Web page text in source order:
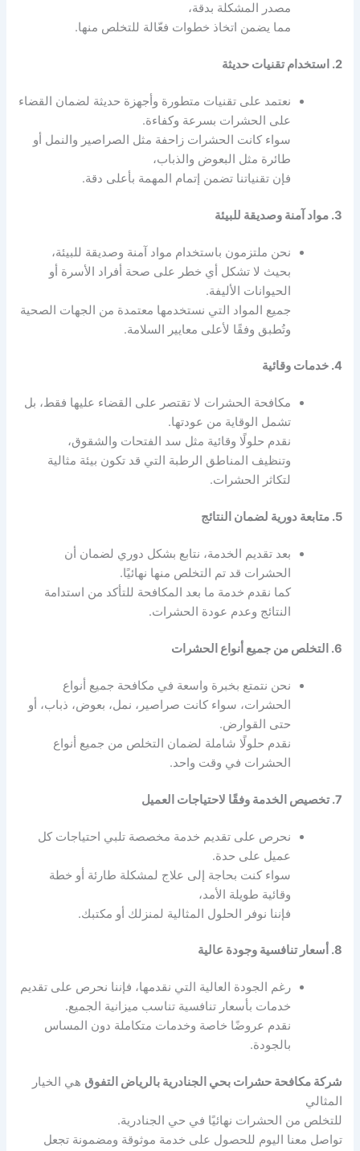
مصدر المشكلة بدقة،
مما يضمن اتخاذ خطوات فعّالة للتخلص منها.
2. استخدام تقنيات حديثة
نعتمد على تقنيات متطورة وأجهزة حديثة لضمان القضاء
على الحشرات بسرعة وكفاءة.
سواء كانت الحشرات زاحفة مثل الصراصير والنمل أو
طائرة مثل البعوض والذباب،
فإن تقنياتنا تضمن إتمام المهمة بأعلى دقة.
3. مواد آمنة وصديقة للبيئة
نحن ملتزمون باستخدام مواد آمنة وصديقة للبيئة،
بحيث لا تشكل أي خطر على صحة أفراد الأسرة أو
الحيوانات الأليفة.
جميع المواد التي نستخدمها معتمدة من الجهات الصحية
وتُطبق وفقًا لأعلى معايير السلامة.
4. خدمات وقائية
مكافحة الحشرات لا تقتصر على القضاء عليها فقط، بل
تشمل الوقاية من عودتها.
نقدم حلولًا وقائية مثل سد الفتحات والشقوق،
وتنظيف المناطق الرطبة التي قد تكون بيئة مثالية
لتكاثر الحشرات.
5. متابعة دورية لضمان النتائج
بعد تقديم الخدمة، نتابع بشكل دوري لضمان أن
الحشرات قد تم التخلص منها نهائيًا.
كما نقدم خدمة ما بعد المكافحة للتأكد من استدامة
النتائج وعدم عودة الحشرات.
6. التخلص من جميع أنواع الحشرات
نحن نتمتع بخبرة واسعة في مكافحة جميع أنواع
الحشرات، سواء كانت صراصير، نمل، بعوض، ذباب، أو
حتى القوارض.
نقدم حلولًا شاملة لضمان التخلص من جميع أنواع
الحشرات في وقت واحد.
7. تخصيص الخدمة وفقًا لاحتياجات العميل
نحرص على تقديم خدمة مخصصة تلبي احتياجات كل
عميل على حدة.
سواء كنت بحاجة إلى علاج لمشكلة طارئة أو خطة
وقائية طويلة الأمد،
فإننا نوفر الحلول المثالية لمنزلك أو مكتبك.
8. أسعار تنافسية وجودة عالية
رغم الجودة العالية التي نقدمها، فإننا نحرص على تقديم
خدمات بأسعار تنافسية تناسب ميزانية الجميع.
نقدم عروضًا خاصة وخدمات متكاملة دون المساس
بالجودة.
شركة مكافحة حشرات بحي الجنادرية بالرياض التفوق هي الخيار
المثالي
للتخلص من الحشرات نهائيًا في حي الجنادرية.
تواصل معنا اليوم للحصول على خدمة موثوقة ومضمونة تجعل